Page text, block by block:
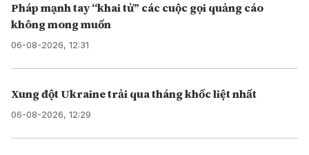
Pháp mạnh tay “khai tử” các cuộc gọi quảng cáo
không mong muốn
06-08-2026, 12:31
Xung đột Ukraine trải qua tháng khốc liệt nhất
06-08-2026, 12:29